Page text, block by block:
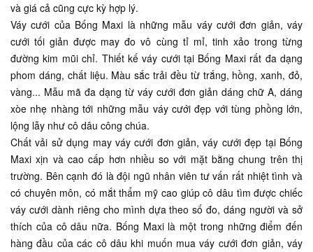
và giá cả cũng cực kỳ hợp lý.
Váy cưới của Bống Maxi là những mẫu váy cưới đơn giản, váy
cưới tối giản được may đo vô cùng tỉ mỉ, tinh xảo trong từng
đường kim mũi chỉ. Thiết kế váy cưới tại Bống Maxi rất đa dạng
phom dáng, chất liệu. Màu sắc trải đều từ trắng, hồng, xanh, đỏ,
vàng... Mẫu mã đa dạng từ váy cưới đơn giản dáng chữ A, dáng
xòe nhẹ nhàng tới những mẫu váy cưới đẹp với tùng phồng lớn,
lộng lẫy như cô dâu công chúa.
Chất vải sử dụng may váy cưới đơn giản, váy cưới đẹp tại Bống
Maxi xịn và cao cấp hơn nhiều so với mặt bằng chung trên thị
trường. Bên cạnh đó là đội ngũ nhân viên tư vấn rất nhiệt tình và
có chuyên môn, có mắt thẩm mỹ cao giúp cô dâu tìm được chiếc
váy cưới dành riêng cho mình dựa theo số đo, dáng người và sở
thích của cô dâu nữa. Bống Maxi là một trong những điểm đến
hàng đầu của các cô dâu khi muốn mua váy cưới đơn giản, váy